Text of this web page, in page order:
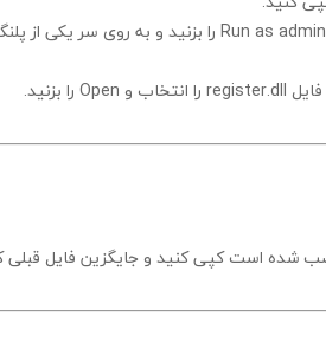
Run as را بزنید و به روی سر یکی از
را انتخاب و Open را بزنید.
شده است کپی کنید و جایگزین فایل قبلی